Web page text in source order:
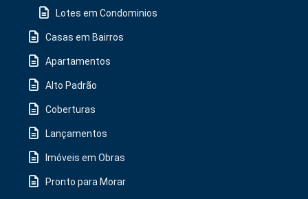
Lotes em Condominios
Casas em Bairros
Apartamentos
Alto Padrão
Coberturas
Lançamentos
Imóveis em Obras
Pronto para Morar